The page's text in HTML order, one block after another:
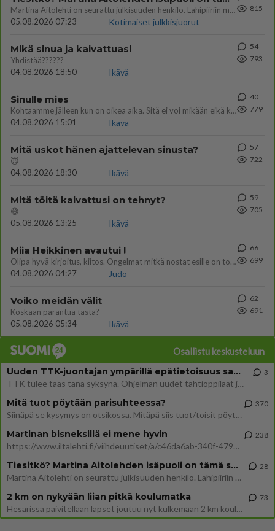
Martina Aitolehti on seurattu julkisuuden henkilö. Lähipiiriin mahtuu muitakin tunnettuja henkilöitä. Tiesitkö, että Ma
05.08.2026 07:23
Kotimaiset julkkisjuorut
815
Mikä sinua ja kaivattuasi
Yhdistää??????
04.08.2026 18:50
Ikävä
54
793
Sinulle mies
Kohtaamme jälleen kun on oikea aika. Sitä ei voi mikään eikä kukaan estää <3 <3
04.08.2026 15:01
Ikävä
40
779
Mitä uskot hänen ajattelevan sinusta?
😇
04.08.2026 18:30
Ikävä
57
722
Mitä töitä kaivattusi on tehnyt?
😅
05.08.2026 13:25
Ikävä
59
705
Miia Heikkinen avautui !
Olipa hyvä kirjoitus, kiitos. Ongelmat mitkä nostat esille on todellisia ja tämä ylimielisyys totta ja se näkyy kaikessa
04.08.2026 04:27
Judo
66
699
Voiko meidän välit
Koskaan parantua tästä?
05.08.2026 05:34
Ikävä
62
691
Osallistu keskusteluun
Uuden TTK-juontajan ympärillä epätietoisuus sakenee - Nyt MTV hämmentää soppaa
TTK tulee taas tänä syksynä. Ohjelman uudet tähtioppilaat julkistetaan torstaina 6. elokuuta klo 14 alkavassa lehdistö
3
Mitä tuot pöytään parisuhteessa?
Siinäpä se kysymys on otsikossa. Mitäpä siis tuot/toisit pöytään parisuhteessa? Oletko mies vai nainen? Koetko sen mitä
370
Martinan bisneksillä ei mene hyvin
https://www.iltalehti.fi/viihdeuutiset/a/c46da6ab-340f-4790-aaa7-0865eed2336 Yrityksen konkurssihakemus on tullut kärä
238
Tiesitkö? Martina Aitolehden isäpuoli on tämä suosittu laulaja
Martina Aitolehti on seurattu julkisuuden henkilö. Lähipiiriin mahtuu muitakin tunnettuja henkilöitä. Tiesitkö, että Ma
28
2 km on nykyään liian pitkä koulumatka
Hesarissa päivitellään lapset joutuu nyt kulkemaan 2 km kouluun jösses. Ruostefillarilla tuo matka menee vaikka miten äk
73